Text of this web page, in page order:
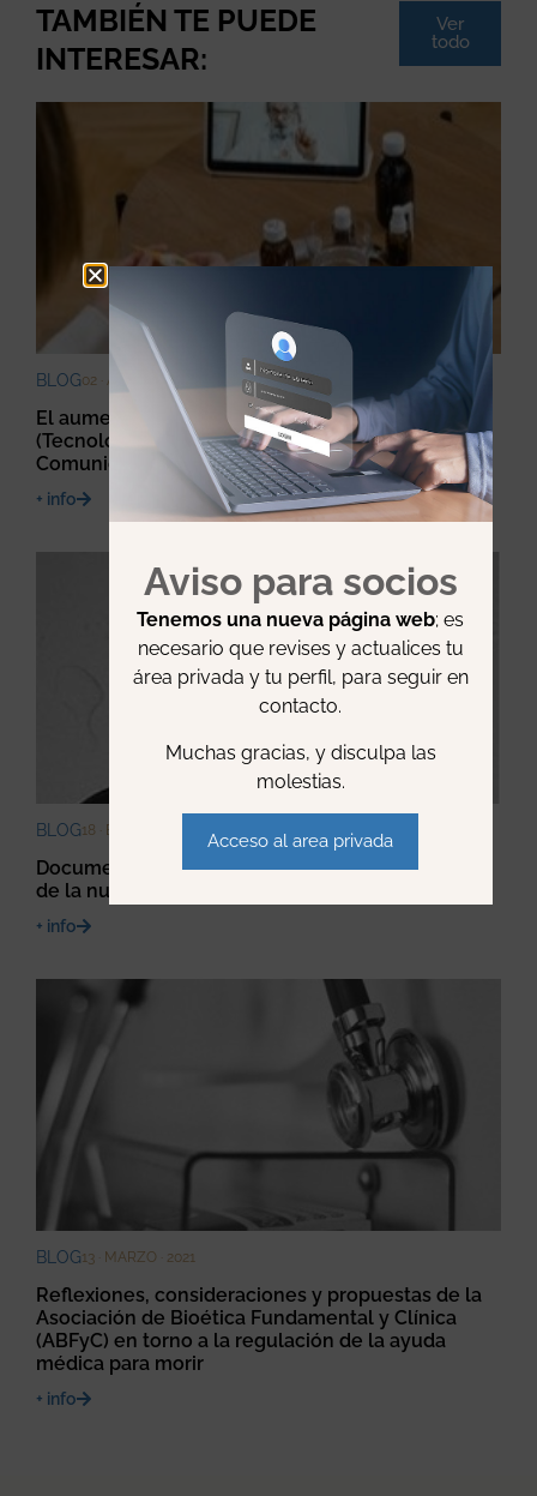
TAMBIÉN TE PUEDE
INTERESAR:
Ver
todo
BLOG02 · ABRIL · 2022
El aumento en la utilización de las TICs
(Tecnologías de la Información y de la
Comunicación)
+ info
BLOG18 · ENERO · 2022
Documento de posicionamiento sobre el empleo
de la nutrición enteral en la demencia avanzada
+ info
BLOG13 · MARZO · 2021
Reflexiones, consideraciones y propuestas de la
Asociación de Bioética Fundamental y Clínica
(ABFyC) en torno a la regulación de la ayuda
médica para morir
+ info
Aviso para socios
Tenemos una nueva página web; es
necesario que revises y actualices tu
área privada y tu perfil, para seguir en
contacto.
Muchas gracias, y disculpa las
molestias.
Acceso al area privada